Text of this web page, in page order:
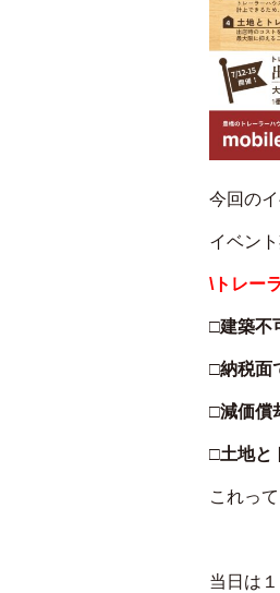
今回の
イベン
\トレー
□建築不
□納税面
□減価償
□土地と
これっ
当日は